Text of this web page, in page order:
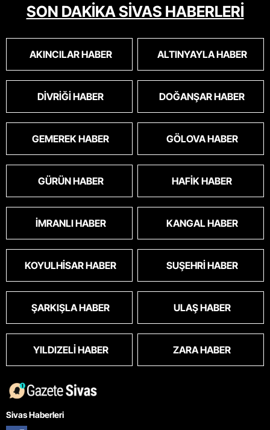
SON DAKİKA SİVAS HABERLERİ
AKINCILAR HABER ALTINYAYLA HABER
DIVRIĞI HABER DOĞANŞAR HABER
GEMEREK HABER GÖLOVA HABER
GÜRÜN HABER HAFIK HABER
İMRANLI HABER KANGAL HABER
KOYULHISAR HABER SUŞEHRI HABER
ŞARKIŞLA HABER ULAŞ HABER
YILDIZELI HABER ZARA HABER
Sivas Haberleri